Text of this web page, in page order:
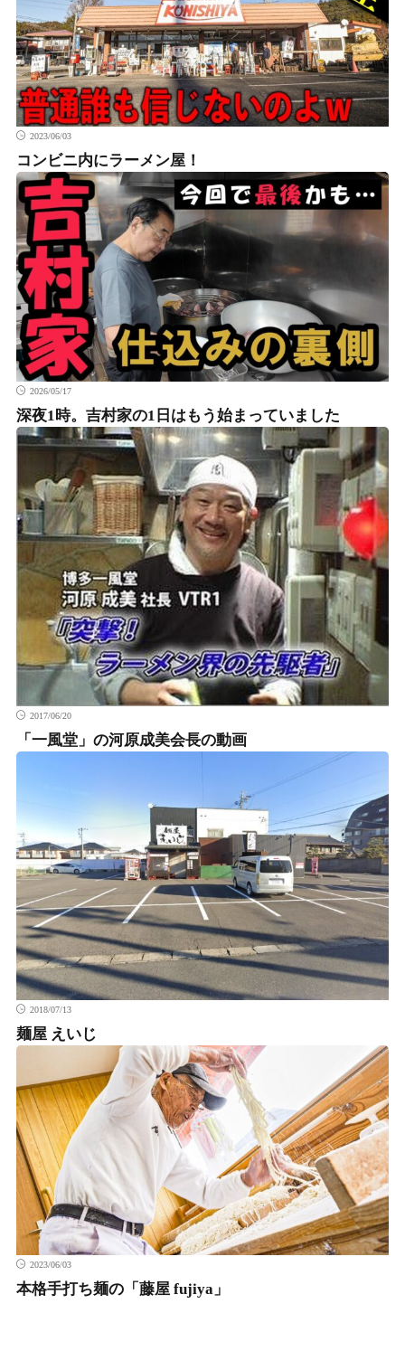
2023/06/03
コンビニ内にラーメン屋！
2026/05/17
深夜1時。吉村家の1日はもう始まっていました
2017/06/20
「一風堂」の河原成美会長の動画
2018/07/13
麺屋 えいじ
2023/06/03
本格手打ち麺の「藤屋 fujiya」